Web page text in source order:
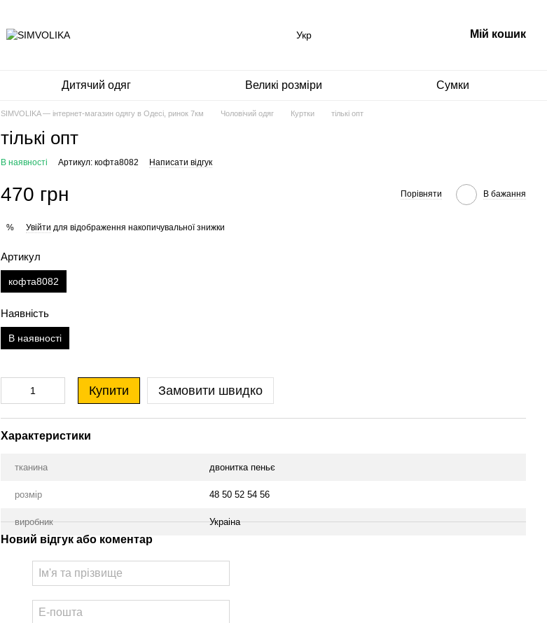
Укр Мій кошик
Дитячий одяг Великі розміри Сумки
SIMVOLIKA — інтернет-магазин одягу в Одесі, ринок 7км Чоловічий одяг Куртки тількі опт
тількі опт
В наявності Артикул: кофта8082 Написати відгук
470 грн Порівняти В бажання
% Увійти для відображення накопичувальної знижки
Артикул
кофта8082
Наявність
В наявності
Купити Замовити швидко
Характеристики
тканина двонитка пеньє
розмір 48 50 52 54 56
виробник Украіна
Новий відгук або коментар